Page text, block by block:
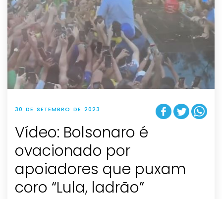
30 DE SETEMBRO DE 2023
Vídeo: Bolsonaro é
ovacionado por
apoiadores que puxam
coro “Lula, ladrão”